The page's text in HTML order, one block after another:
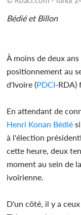
Bédié et Billon
À moins de deux
positionnement au
d'Ivoire (PDCI-RDA)
En attendant de
Henri Konan Bédié
à l'élection
cette heure, deux
moment au sein de
ivoirienne.
D'un côté, il y a